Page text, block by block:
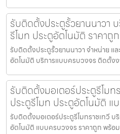
รับติดตั้งประตูรั้วยานนาวา
รีโมท ประตูอัตโนมัติ ราคาถูก
รับติดตั้งประตูรั้วยานนาวา จำหน่าย แ
อัตโนมัติ บริการแบบครบวงจร ติดตั้ง
รับติดตั้งมอเตอร์ประตูรีโม
ประตูรีโมท ประตูอัตโนมัติ แ
รับติดตั้งมอเตอร์ประตูรีโมทราชเทวี
อัตโนมัติ แบบครบวงจร ราคาถูก พร้อ